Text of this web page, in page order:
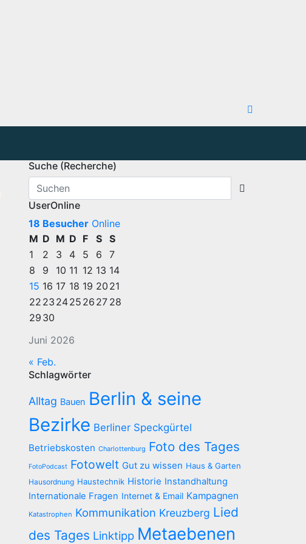
Suche (Recherche)
UserOnline
18 Besucher Online
Juni 2026
M D M D F S S
1
2 3 4 5 6
7
8
9 10 11 12 13 14
15 16 17 18 19 20 21
22 23 2425 26 27 28
29 30
« Feb.
Schlagwörter
Alltag Bauen Berlin & seine
Bezirke Berliner Speckgürtel
Betriebskosten Charlottenburg Foto des Tages
FotoPodcast Fotowelt Gut zu wissen Haus & Garten
Hausordnung Haustechnik Historie Instandhaltung
Internationale Fragen Internet & Email Kampagnen
Katastrophen Kommunikation Kreuzberg Lied
des Tages Linktipp Metaebenen